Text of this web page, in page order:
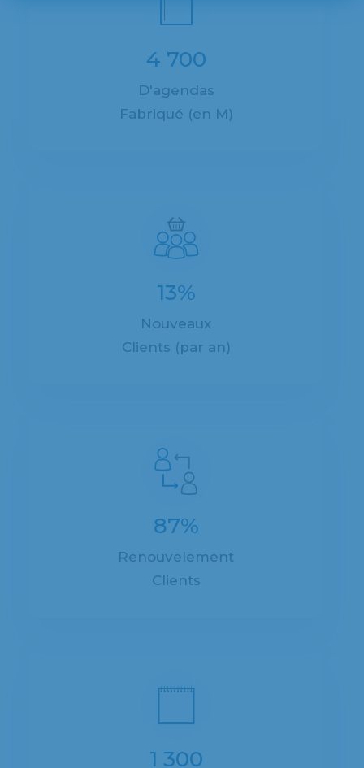
4 700
D'agendas
Fabriqué (en M)
13%
Nouveaux
Clients (par an)
87%
Renouvelement
Clients
1 300